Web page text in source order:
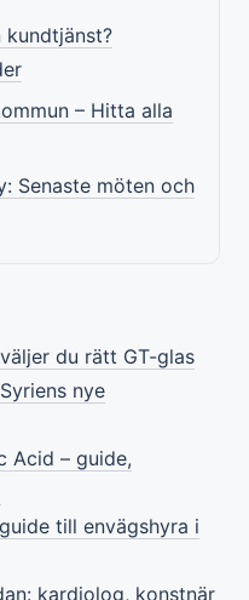
kundtjänst?
– Hitta alla
Senaste möten och
du rätt GT-glas
nye
Acid – guide,
till envägshyra i
kardiolog, konstnär